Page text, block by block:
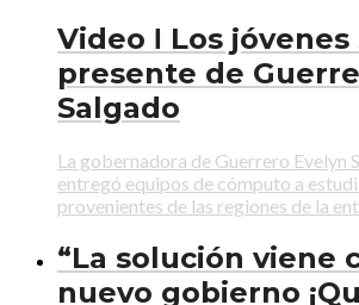
Video Ι Los
presente de
Salgado
La gobernadora de Guerrero Evelyn
entregó equipos de cómputo a
provenientes de las regiones de la
“La solución viene
nuevo gobierno